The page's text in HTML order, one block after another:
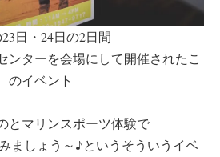
日・24日の2日間
ンターを会場にして開催されたこ
のイベント
とマリンスポーツ体験で
ましょう～♪というそういうイベ